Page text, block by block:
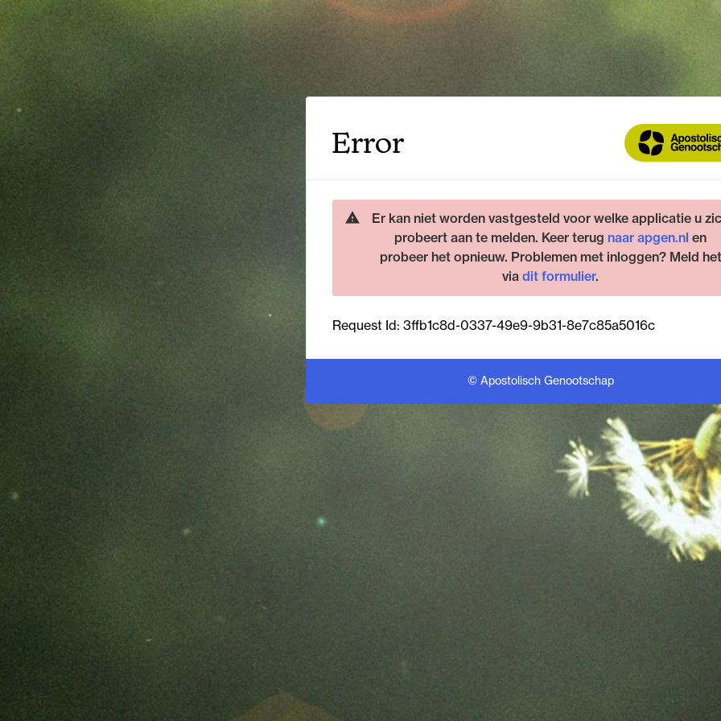
Error
Er kan niet worden vastgesteld voor welke applicatie u
probeert aan te melden. Keer terug naar apgen.nl en
probeer het opnieuw. Problemen met inloggen? Meld het
via dit formulier.
Request Id: 3ffb1c8d-0337-49e9-9b31-8e7c85a5016c
© Apostolisch Genootschap